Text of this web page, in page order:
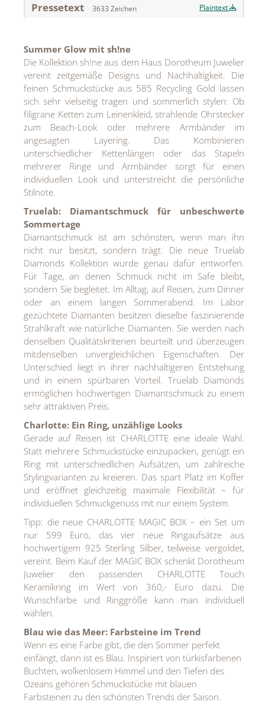
Pressetext 3633 Zeichen Plaintext
Summer Glow mit sh!ne
Die Kollektion sh!ne aus dem Haus Dorotheum Juwelier
vereint zeitgemäße Designs und Nachhaltigkeit. Die
feinen Schmuckstücke aus 585 Recycling Gold lassen
sich sehr vielseitig tragen und sommerlich stylen: Ob
filigrane Ketten zum Leinenkleid, strahlende Ohrstecker
zum Beach-Look oder mehrere Armbänder im
angesagten Layering. Das Kombinieren
unterschiedlicher Kettenlängen oder das Stapeln
mehrerer Ringe und Armbänder sorgt für einen
individuellen Look und unterstreicht die persönliche
Stilnote.
Truelab: Diamantschmuck für unbeschwerte
Sommertage
Diamantschmuck ist am schönsten, wenn man ihn
nicht nur besitzt, sondern trägt. Die neue Truelab
Diamonds Kollektion wurde genau dafür entworfen.
Für Tage, an denen Schmuck nicht im Safe bleibt,
sondern Sie begleitet. Im Alltag, auf Reisen, zum Dinner
oder an einem langen Sommerabend. Im Labor
gezüchtete Diamanten besitzen dieselbe faszinierende
Strahlkraft wie natürliche Diamanten. Sie werden nach
denselben Qualitätskriterien beurteilt und überzeugen
mitdenselben unvergleichlichen Eigenschaften. Der
Unterschied liegt in ihrer nachhaltigeren Entstehung
und in einem spürbaren Vorteil. Truelab Diamonds
ermöglichen hochwertigen Diamantschmuck zu einem
sehr attraktiven Preis.
Charlotte: Ein Ring, unzählige Looks
Gerade auf Reisen ist CHARLOTTE eine ideale Wahl.
Statt mehrere Schmuckstücke einzupacken, genügt ein
Ring mit unterschiedlichen Aufsätzen, um zahlreiche
Stylingvarianten zu kreieren. Das spart Platz im Koffer
und eröffnet gleichzeitig maximale Flexibilität – für
individuellen Schmuckgenuss mit nur einem System.
Tipp: die neue CHARLOTTE MAGIC BOX – ein Set um
nur 599 Euro, das vier neue Ringaufsätze aus
hochwertigem 925 Sterling Silber, teilweise vergoldet,
vereint. Beim Kauf der MAGIC BOX schenkt Dorotheum
Juwelier den passenden CHARLOTTE Touch
Keramikring im Wert von 360,- Euro dazu. Die
Wunschfarbe und Ringgröße kann man individuell
wählen.
Blau wie das Meer: Farbsteine im Trend
Wenn es eine Farbe gibt, die den Sommer perfekt
einfängt, dann ist es Blau. Inspiriert von türkisfarbenen
Buchten, wolkenlosem Himmel und den Tiefen des
Ozeans gehören Schmuckstücke mit blauen
Farbsteinen zu den schönsten Trends der Saison.